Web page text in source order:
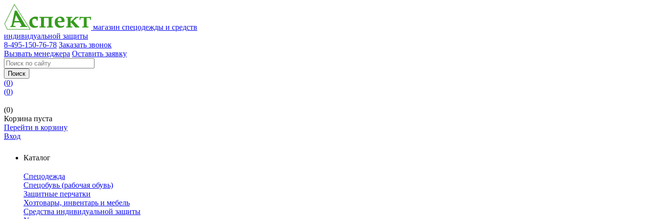
магазин спецодежды и средств
индивидуальной защиты
8-495-150-76-78 Заказать звонок
Вызвать менеджера Оставить заявку
Поиск
(0)
(0)
(0)
Корзина пуста
Перейти в корзину
Вход
Каталог
Спецодежда
Спецобувь (рабочая обувь)
Защитные перчатки
Хозтовары, инвентарь и мебель
Средства индивидуальной защиты